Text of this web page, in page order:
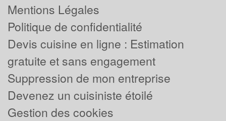
Mentions Légales
Politique de confidentialité
Devis cuisine en ligne : Estimation
gratuite et sans engagement
Suppression de mon entreprise
Devenez un cuisiniste étoilé
Gestion des cookies